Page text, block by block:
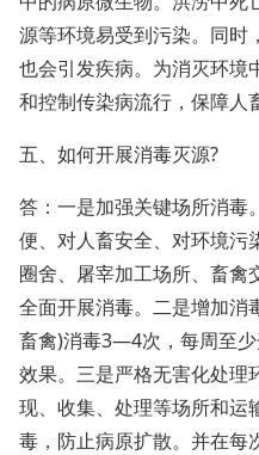
源等环境易受到污染。同时
也会引发疾病。为消灭环境
和控制传染病流行，保障人
五、如何开展消毒灭源?
答：一是加强关键场所消毒
便、对人畜安全、对环境污
圈舍、屠宰加工场所、畜禽
全面开展消毒。二是增加消
畜禽)消毒3—4次，每周至
效果。三是严格无害化处理
现、收集、处理等场所和运
毒，防止病原扩散。并在每